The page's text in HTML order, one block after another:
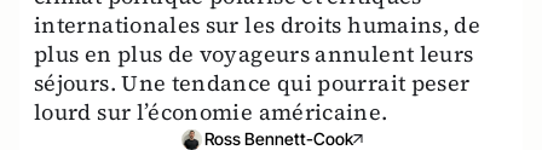
internationales sur les droits humains, de
plus en plus de voyageurs annulent leurs
séjours. Une tendance qui pourrait peser
lourd sur l’économie américaine.
Ross Bennett-Cook